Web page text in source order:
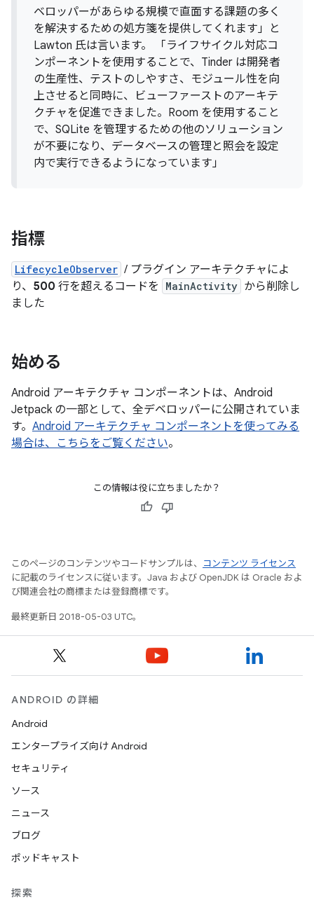
ベロッパーがあらゆる規模で直面する課題の多く
を解決するための処方箋を提供してくれます」と
Lawton 氏は言います。 「ライフサイクル対応コ
ンポーネントを使用することで、Tinder は開発者
の生産性、テストのしやすさ、モジュール性を向
上させると同時に、ビューファーストのアーキテ
クチャを促進できました。Room を使用すること
で、SQLite を管理するための他のソリューション
が不要になり、データベースの管理と照会を設定
内で実行できるようになっています」
指標
LifecycleObserver / プラグイン アーキテクチャによ
り、 500 行を超えるコードを MainActivity から削除し
ました
始める
Android アーキテクチャ コンポーネントは、Android
Jetpack の一部として、全デベロッパーに公開されていま
す。 Android アーキテクチャ コンポーネントを使ってみる
場合は、こちらをご覧ください。
この情報は役に立ちましたか？
このページのコンテンツやコードサンプルは、
コンテンツ ライセンス
に記載のライセンスに従います。Java および OpenJDK は Oracle およ
び関連会社の商標または登録商標です。
最終更新日 2018-05-03 UTC。
ANDROID の詳細
Android
エンタープライズ向け Android
セキュリティ
ソース
ニュース
ブログ
ポッドキャスト
探索